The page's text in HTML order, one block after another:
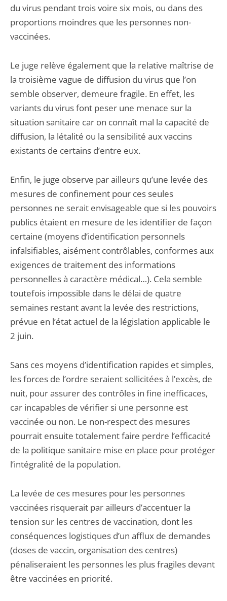
du virus pendant trois voire six mois, ou dans des
proportions moindres que les personnes non-
vaccinées.
Le juge relève également que la relative maîtrise de
la troisième vague de diffusion du virus que l’on
semble observer, demeure fragile. En effet, les
variants du virus font peser une menace sur la
situation sanitaire car on connaît mal la capacité de
diffusion, la létalité ou la sensibilité aux vaccins
existants de certains d’entre eux.
Enfin, le juge observe par ailleurs qu’une levée des
mesures de confinement pour ces seules
personnes ne serait envisageable que si les pouvoirs
publics étaient en mesure de les identifier de façon
certaine (moyens d’identification personnels
infalsifiables, aisément contrôlables, conformes aux
exigences de traitement des informations
personnelles à caractère médical…). Cela semble
toutefois impossible dans le délai de quatre
semaines restant avant la levée des restrictions,
prévue en l’état actuel de la législation applicable le
2 juin.
Sans ces moyens d’identification rapides et simples,
les forces de l’ordre seraient sollicitées à l’excès, de
nuit, pour assurer des contrôles in fine inefficaces,
car incapables de vérifier si une personne est
vaccinée ou non. Le non-respect des mesures
pourrait ensuite totalement faire perdre l’efficacité
de la politique sanitaire mise en place pour protéger
l’intégralité de la population.
La levée de ces mesures pour les personnes
vaccinées risquerait par ailleurs d’accentuer la
tension sur les centres de vaccination, dont les
conséquences logistiques d’un afflux de demandes
(doses de vaccin, organisation des centres)
pénaliseraient les personnes les plus fragiles devant
être vaccinées en priorité.